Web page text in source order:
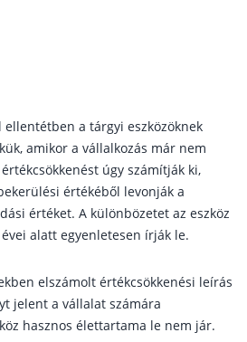
a legolcsóbb nyugdíjbiztosítás?
nyugdíjpénztár vagy
adókedvezmény és adójóváírás
Nyugdíj: így használd ki az
hozamok
költségek
a tárgyi eszközöknek
amikor a vállalkozás már nem
úgy számítják ki,
értékéből levonják a
értéket. A különbözetet az eszköz
alatt egyenletesen írják le.
elszámolt értékcsökkenési leírás
jelent a vállalat számára
hasznos élettartama le nem jár.